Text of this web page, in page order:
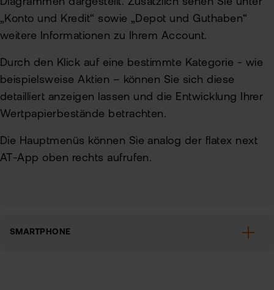
„Konto und Kredit“ sowie „Depot und Guthaben“
weitere Informationen zu Ihrem Account.
Durch den Klick auf eine bestimmte Kategorie - wie
beispielsweise Aktien – können Sie sich diese
detailliert anzeigen lassen und die Entwicklung Ihrer
Wertpapierbestände betrachten.
Die Hauptmenüs können Sie analog der flatex next
AT-App oben rechts aufrufen.
Markt:
SMARTPHONE